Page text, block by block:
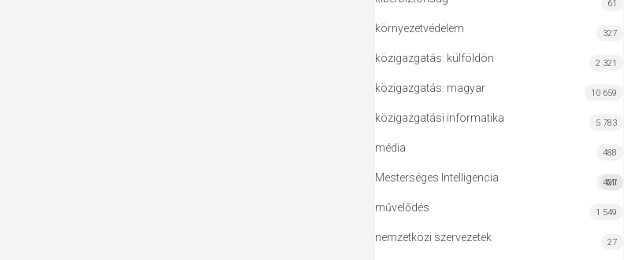
61
környezetvédelem 327
közigazgatás: külföldön 2 321
közigazgatás: magyar 10 659
közigazgatási informatika 5 783
média 488
Mesterséges Intelligencia MI
427
művelődés 1 549
nemzetközi szervezetek 27